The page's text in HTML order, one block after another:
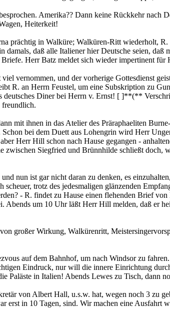
Amerika?? Dann keine Rückkehr nach
Heiterkeit!
prächtig in Walküre; Walküren-Ritt wiederholt,
daß alle Italiener hier Deutsche seien,
Herr Batz meldet sich wieder impertinent für
vernommen, und der vorherige Gottesdienst
R. an Herrn Feustel, um eine Subskription zu
deutsches Diner bei Herrn v. Ernst! [ ]**(**
freundlich.
mit ihnen in das Atelier des Präraphaeliten
bei dem Duett aus Lohengrin wird Herr
Herr Hill schon nach Hause gegangen -
Siegfried und Brünnhilde schließt doch,
nun ist gar nicht daran zu denken, es
trotz des jedesmaligen glänzenden
- R. findet zu Hause einen flehenden Brief
Abends um 10 Uhr läßt Herr Hill melden, daß er
großer Wirkung, Walkürenritt,
auf dem Bahnhof, um nach Windsor zu
Eindruck, nur will die innere Einrichtung
Paläste in Italien! Abends Lewes zu Tisch, dann
von Albert Hall, u.s.w. hat, wegen noch 3 zu
erst in 10 Tagen, sind. Wir machen eine Ausfahrt